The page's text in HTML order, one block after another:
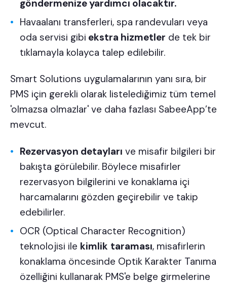
göndermenize yardımcı olacaktır.
Havaalanı transferleri, spa randevuları veya
oda servisi gibi ekstra hizmetler de tek bir
tıklamayla kolayca talep edilebilir.
Smart Solutions uygulamalarının yanı sıra, bir
PMS için gerekli olarak listelediğimiz tüm temel
'olmazsa olmazlar' ve daha fazlası SabeeApp’te
mevcut.
Rezervasyon detayları ve misafir bilgileri bir
bakışta görülebilir. Böylece misafirler
rezervasyon bilgilerini ve konaklama içi
harcamalarını gözden geçirebilir ve takip
edebilirler.
OCR (Optical Character Recognition)
teknolojisi ile kimlik taraması, misafirlerin
konaklama öncesinde Optik Karakter Tanıma
özelliğini kullanarak PMS'e belge girmelerine